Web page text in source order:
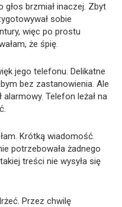
głos brzmiał inaczej. Zbyt
sobie
więc po prostu
że śpię.
jego telefonu. Delikatne
bez zastanowienia. Ale
Telefon leżał na
Krótką wiadomość.
potrzebowała żadnego
treści nie wysyła się
Przez chwilę